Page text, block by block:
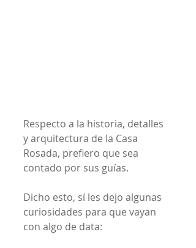
Respecto a la historia, detalles
y arquitectura de la Casa
Rosada, prefiero que sea
contado por sus guías.
Dicho esto, sí les dejo algunas
curiosidades para que vayan
con algo de data: